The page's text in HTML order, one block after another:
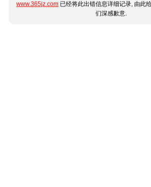
www.365jz.com 已经将此出错信息详细记录, 由此
们深感歉意.